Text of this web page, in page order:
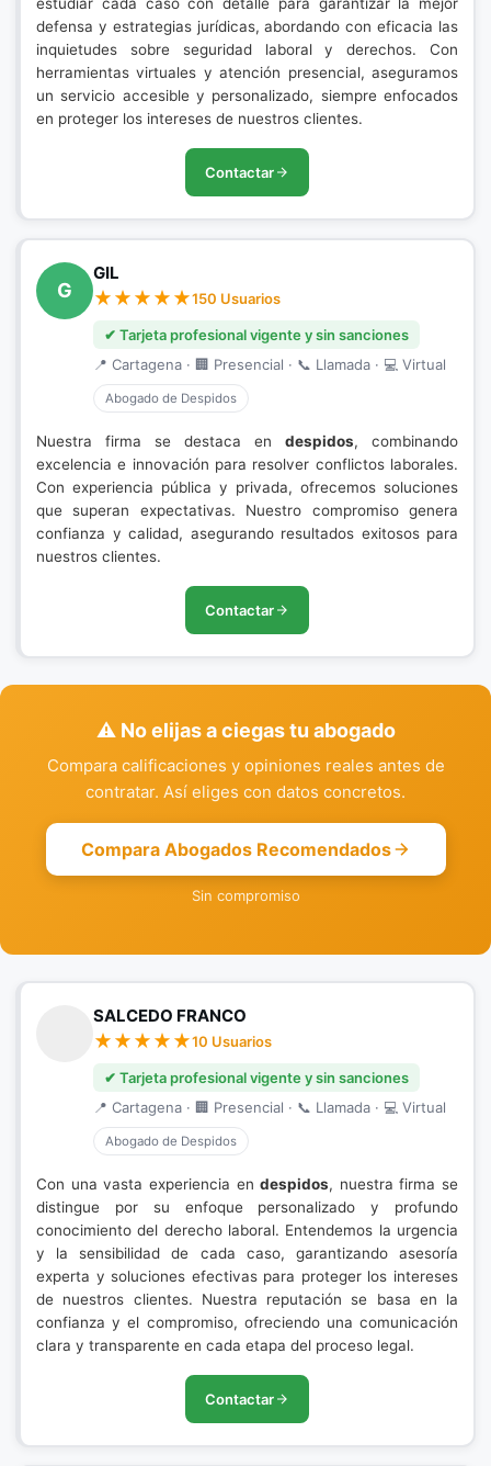
defensa y estrategias jurídicas, abordando con eficacia las
inquietudes sobre seguridad laboral y derechos. Con
herramientas virtuales y atención presencial, aseguramos
un servicio accesible y personalizado, siempre enfocados
en proteger los intereses de nuestros clientes.
Contactar
G
GIL
150 Usuarios
✔ Tarjeta profesional vigente y sin sanciones
📍 Cartagena · 🏢 Presencial · 📞 Llamada · 💻 Virtual
Abogado de Despidos
Nuestra firma se destaca en despidos, combinando
excelencia e innovación para resolver conflictos laborales.
Con experiencia pública y privada, ofrecemos soluciones
que superan expectativas. Nuestro compromiso genera
confianza y calidad, asegurando resultados exitosos para
nuestros clientes.
Contactar
⚠️ No elijas a ciegas tu abogado
Compara calificaciones y opiniones reales antes de
contratar. Así eliges con datos concretos.
Compara Abogados Recomendados
Sin compromiso
SALCEDO FRANCO
10 Usuarios
✔ Tarjeta profesional vigente y sin sanciones
📍 Cartagena · 🏢 Presencial · 📞 Llamada · 💻 Virtual
Abogado de Despidos
Con una vasta experiencia endespidos, nuestra firma se
distingue por su enfoque personalizado y profundo
conocimiento del derecho laboral. Entendemos la urgencia
y la sensibilidad de cada caso, garantizando asesoría
experta y soluciones efectivas para proteger los intereses
de nuestros clientes. Nuestra reputación se basa en la
confianza y el compromiso, ofreciendo una comunicación
clara y transparente en cada etapa del proceso legal.
Contactar